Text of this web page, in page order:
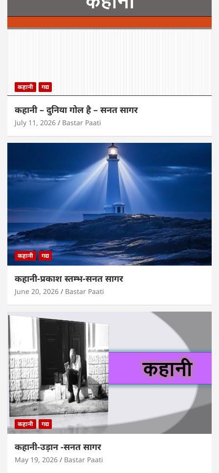
कहानी गद्य
कहानी – दुनिया गोल है – सनत सागर
July 11, 2026 Bastar Paati
कहानी गद्य
कहानी-प्रकाश स्तम्भ-सनत सागर
June 20, 2026 Bastar Paati
कहानी गद्य
कहानी-उड़ान -सनत सागर
May 19, 2026 Bastar Paati